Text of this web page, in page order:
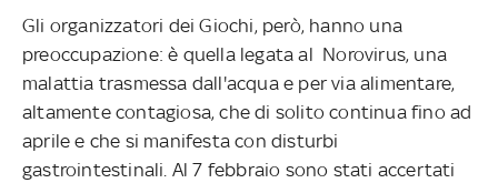
Gli organizzatori dei Giochi, però, hanno una
preoccupazione: è quella legata al Norovirus, una
malattia trasmessa dall'acqua e per via alimentare,
altamente contagiosa, che di solito continua fino ad
aprile e che si manifesta con disturbi
gastrointestinali. Al 7 febbraio sono stati accertati